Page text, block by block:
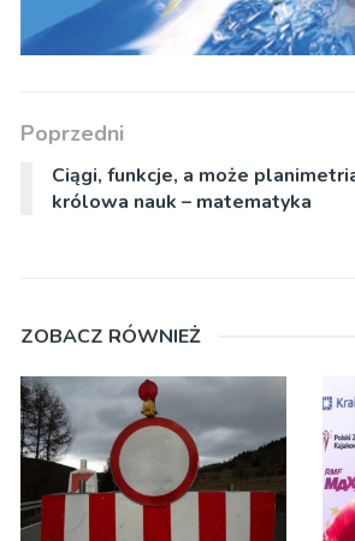
Poprzedni
Ciągi, funkcje, a może
królowa nauk – matematyka
ZOBACZ RÓWNIEŻ